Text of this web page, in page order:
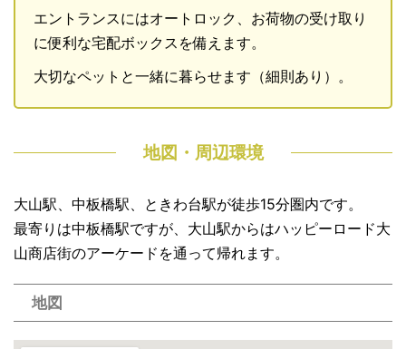
エントランスにはオートロック、お荷物の受け取り
に便利な宅配ボックスを備えます。
大切なペットと一緒に暮らせます（細則あり）。
地図・周辺環境
大山駅、中板橋駅、ときわ台駅が徒歩15分圏内です。
最寄りは中板橋駅ですが、大山駅からはハッピーロード大
山商店街のアーケードを通って帰れます。
地図